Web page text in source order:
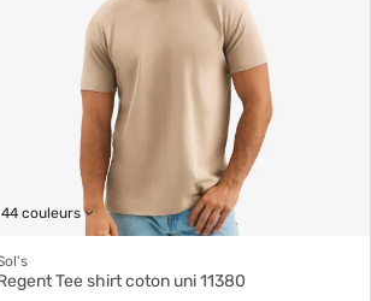
44 couleurs
Sol's
Regent Tee shirt coton uni 11380